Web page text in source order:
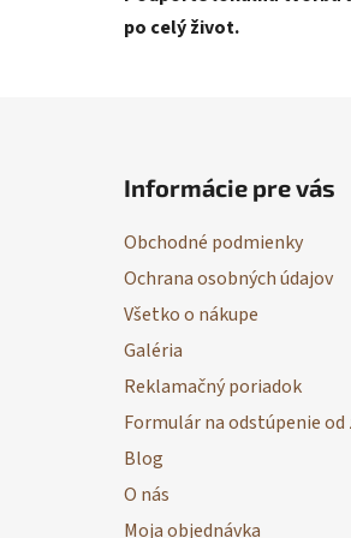
po celý život.
Informácie pre vás
Obchodné podmienky
Ochrana osobných údajov
Všetko o nákupe
Galéria
Reklamačný poriadok
Formulár na odstúpenie od
Blog
O nás
Moja objednávka